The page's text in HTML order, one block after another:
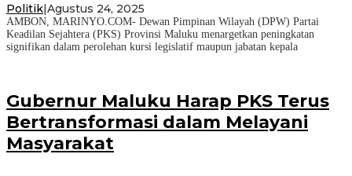
Politik|Agustus 24, 2025
AMBON, MARINYO.COM- Dewan Pimpinan Wilayah (DPW) Partai
Keadilan Sejahtera (PKS) Provinsi Maluku menargetkan peningkatan
signifikan dalam perolehan kursi legislatif maupun jabatan kepala
Gubernur Maluku Harap PKS Terus
Bertransformasi dalam Melayani
Masyarakat